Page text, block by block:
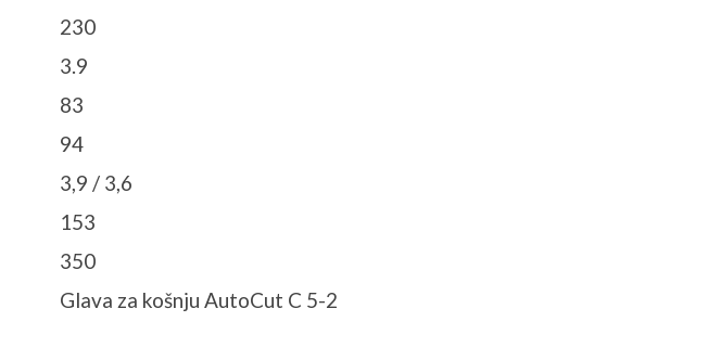
230
3.9
83
94
3,9 / 3,6
153
350
Glava za košnju AutoCut C 5-2